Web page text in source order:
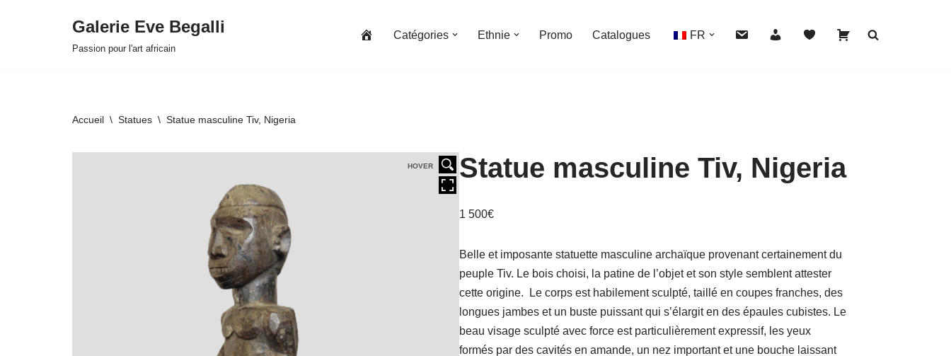
Galerie Eve Begalli
Passion pour l'art africain
Catégories Ethnie Promo Catalogues FR
Accueil \ Statues \ Statue masculine Tiv, Nigeria
HOVER HOVER
Statue masculine Tiv, Nigeria
1 500€
Belle et imposante statuette masculine archaïque provenant certainement du
peuple Tiv. Le bois choisi, la patine de l’objet et son style semblent attester
cette origine. Le corps est habilement sculpté, taillé en coupes franches, des
longues jambes et un buste puissant qui s’élargit en des épaules cubistes. Le
beau visage sculpté avec force est particulièrement expressif, les yeux
formés par des cavités en amande, un nez important et une bouche laissant